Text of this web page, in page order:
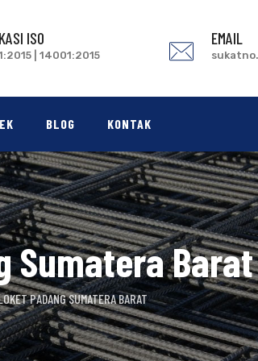
ISO
| 14001:2015
EMAIL
BLOG KONTAK
Sumatera Barat
PADANG SUMATERA BARAT